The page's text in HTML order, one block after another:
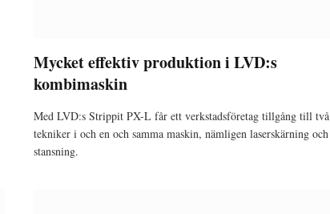
Mycket effektiv produktion i LVD:s
kombimaskin
Med LVD:s Strippit PX-L får ett verkstadsföretag tillgång till två
tekniker i och en och samma maskin, nämligen laserskärning och
stansning.